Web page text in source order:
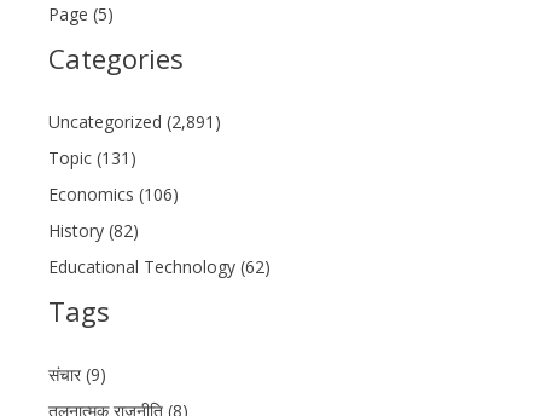
Page (5)
Categories
Uncategorized (2,891)
Topic (131)
Economics (106)
History (82)
Educational Technology (62)
Tags
संचार (9)
तुलनात्मक राजनीति (8)